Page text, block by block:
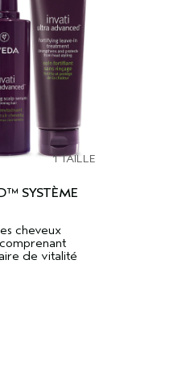
1 TAILLE
SYSTÈME
cheveux
de vitalité